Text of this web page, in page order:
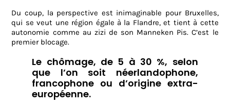
Du coup, la perspective est inimaginable pour Bruxelles,
qui se veut une région égale à la Flandre, et tient à cette
autonomie comme au zizi de son Manneken Pis. C’est le
premier blocage.
Le chômage, de 5 à 30 %, selon
que l’on soit néerlandophone,
francophone ou d’origine extra-
européenne.